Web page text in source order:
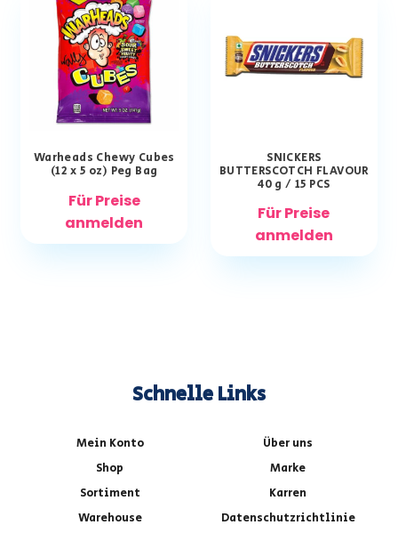
Warheads Chewy Cubes
(12 x 5 oz) Peg Bag
Für Preise
anmelden
SNICKERS
BUTTERSCOTCH FLAVOUR
40 g / 15 PCS
Für Preise
anmelden
Schnelle Links
Mein Konto
Über uns
Shop
Marke
Sortiment
Karren
Warehouse
Datenschutzrichtlinie